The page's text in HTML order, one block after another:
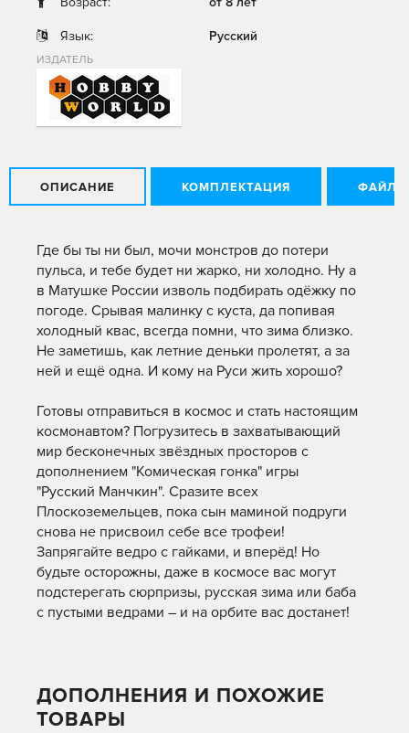
Язык: Русский
ИЗДАТЕЛЬ
ОПИСАНИЕ КОМПЛЕКТАЦИЯ ФАЙЛЫ
Где бы ты ни был, мочи монстров до потери
пульса, и тебе будет ни жарко, ни холодно. Ну а
в Матушке России изволь подбирать одёжку по
погоде. Срывая малинку с куста, да попивая
холодный квас, всегда помни, что зима близко.
Не заметишь, как летние деньки пролетят, а за
ней и ещё одна. И кому на Руси жить хорошо?
Готовы отправиться в космос и стать настоящим
космонавтом? Погрузитесь в захватывающий
мир бесконечных звёздных просторов с
дополнением "Комическая гонка" игры
"Русский Манчкин". Сразите всех
Плоскоземельцев, пока сын маминой подруги
снова не присвоил себе все трофеи!
Запрягайте ведро с гайками, и вперёд! Но
будьте осторожны, даже в космосе вас могут
подстерегать сюрпризы, русская зима или баба
с пустыми ведрами – и на орбите вас достанет!
ДОПОЛНЕНИЯ И ПОХОЖИЕ
ТОВАРЫ